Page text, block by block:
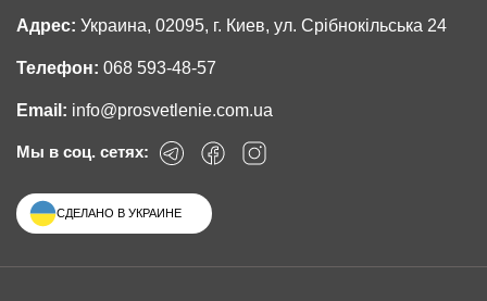
Адрес: Украина, 02095, г. Киев, ул. Срібнокільська 24
Телефон: 068 593-48-57
Email: info@prosvetlenie.com.ua
Мы в соц. сетях:
СДЕЛАНО В УКРАИНЕ